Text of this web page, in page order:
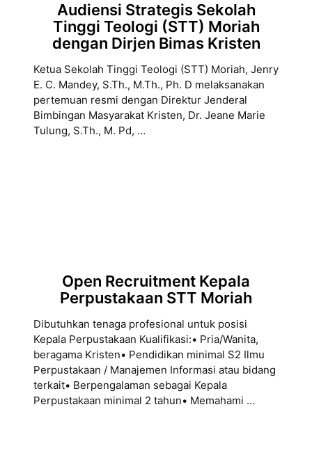
Audiensi Strategis Sekolah
Tinggi Teologi (STT) Moriah
dengan Dirjen Bimas Kristen
Ketua Sekolah Tinggi Teologi (STT) Moriah, Jenry
E. C. Mandey, S.Th., M.Th., Ph. D melaksanakan
pertemuan resmi dengan Direktur Jenderal
Bimbingan Masyarakat Kristen, Dr. Jeane Marie
Tulung, S.Th., M. Pd, …
Open Recruitment Kepala
Perpustakaan STT Moriah
Dibutuhkan tenaga profesional untuk posisi
Kepala Perpustakaan Kualifikasi:• Pria/Wanita,
beragama Kristen• Pendidikan minimal S2 Ilmu
Perpustakaan / Manajemen Informasi atau bidang
terkait• Berpengalaman sebagai Kepala
Perpustakaan minimal 2 tahun• Memahami …